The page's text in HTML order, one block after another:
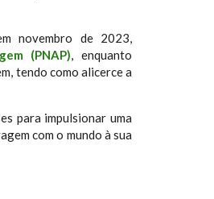
novembro de 2023,
(PNAP), enquanto
tendo como alicerce a
para impulsionar uma
com o mundo à sua